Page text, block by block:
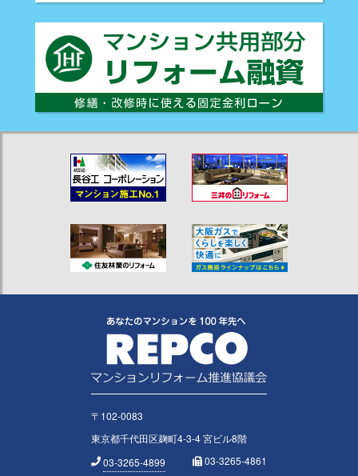
〒102-0083
東京都千代田区麹町4-3-4 宮ビル8階
03-3265-4899
03-3265-4861